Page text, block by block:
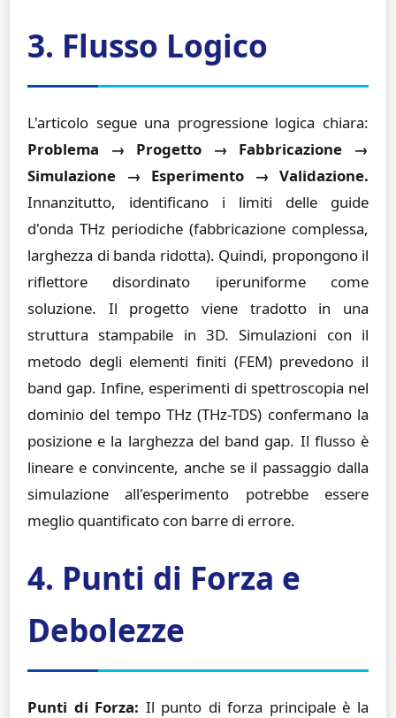
3. Flusso Logico
L'articolo segue una progressione logica chiara:
Problema → Progetto → Fabbricazione →
Simulazione → Esperimento → Validazione.
Innanzitutto, identificano i limiti delle guide
d'onda THz periodiche (fabbricazione complessa,
larghezza di banda ridotta). Quindi, propongono il
riflettore disordinato iperuniforme come
soluzione. Il progetto viene tradotto in una
struttura stampabile in 3D. Simulazioni con il
metodo degli elementi finiti (FEM) prevedono il
band gap. Infine, esperimenti di spettroscopia nel
dominio del tempo THz (THz-TDS) confermano la
posizione e la larghezza del band gap. Il flusso è
lineare e convincente, anche se il passaggio dalla
simulazione all'esperimento potrebbe essere
meglio quantificato con barre di errore.
4. Punti di Forza e
Debolezze
Punti di Forza: Il punto di forza principale è la